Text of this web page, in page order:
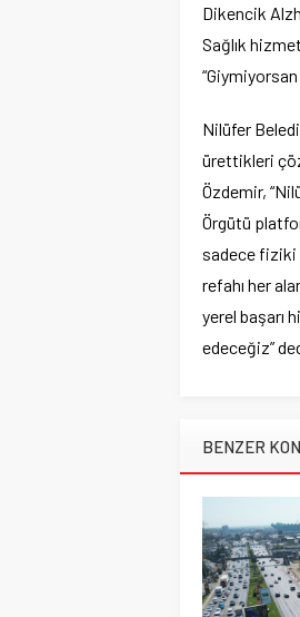
Dikencik
Sağlık
Nilüfer
ürettikleri
Özdemir,
Örgütü
sadece fiziki
refahı her
yerel başarı
edeceğiz”
BENZER